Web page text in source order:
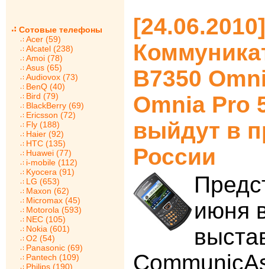
Сотовые телефоны
Acer (59)
Alcatel (238)
Amoi (78)
Asus (65)
Audiovox (73)
BenQ (40)
Bird (79)
BlackBerry (69)
Ericsson (72)
Fly (188)
Haier (92)
HTC (135)
Huawei (77)
i-mobile (112)
Kyocera (91)
LG (653)
Maxon (62)
Micromax (45)
Motorola (593)
NEC (105)
Nokia (601)
O2 (54)
Panasonic (69)
Pantech (109)
Philips (190)
[24.06.2010]
B7350
Omnia Pro
выйдут в
России
июня